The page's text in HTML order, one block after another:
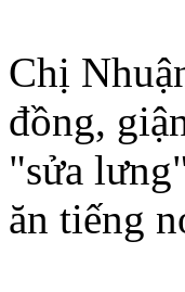
Chị
đồng,
"sửa
ăn tiếng